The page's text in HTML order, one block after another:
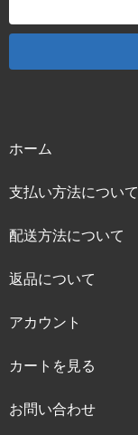
ホーム
支払い方法について
配送方法について
返品について
アカウント
カートを見る
お問い合わせ